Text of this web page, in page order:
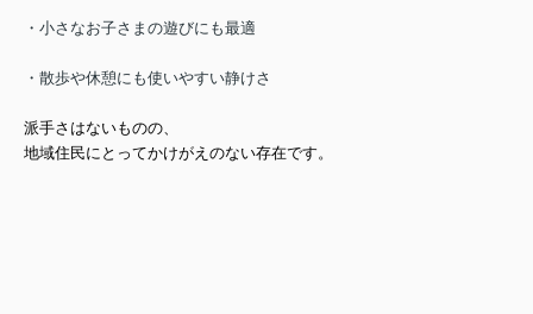
・小さなお子さまの遊びにも最適
・散歩や休憩にも使いやすい静けさ
派手さはないものの、
地域住民にとってかけがえのない存在です。